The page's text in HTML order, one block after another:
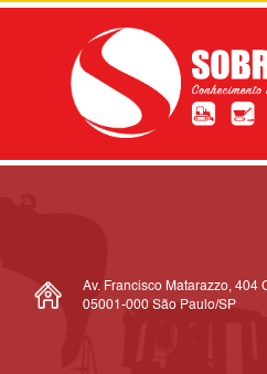
Av. Francisco Matarazzo, 404
05001-000 São Paulo/SP